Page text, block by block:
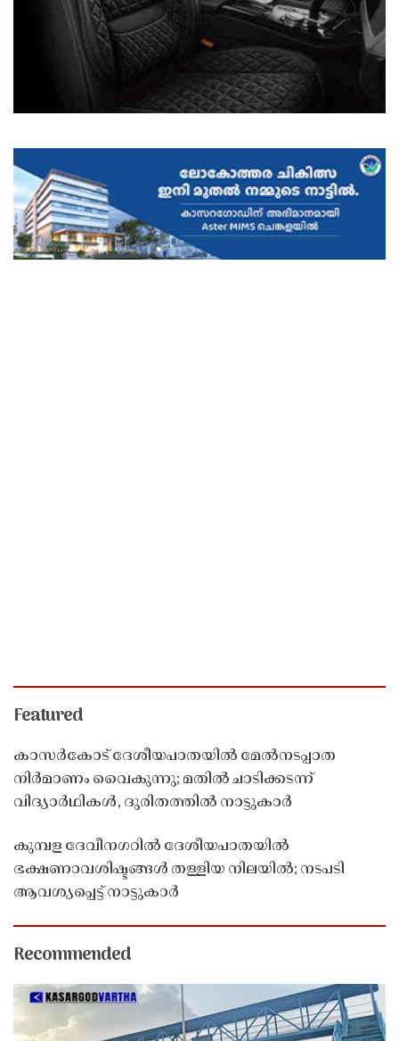
Featured
കാസർകോട് ദേശീയപാതയിൽ മേൽനടപ്പാത
നിർമാണം വൈകുന്നു; മതിൽ ചാടിക്കടന്ന്
വിദ്യാർഥികൾ, ദുരിതത്തിൽ നാട്ടുകാർ
കുമ്പള ദേവീനഗറിൽ ദേശീയപാതയിൽ
ഭക്ഷണാവശിഷ്ടങ്ങൾ തള്ളിയ നിലയിൽ; നടപടി
ആവശ്യപ്പെട്ട് നാട്ടുകാർ
Recommended